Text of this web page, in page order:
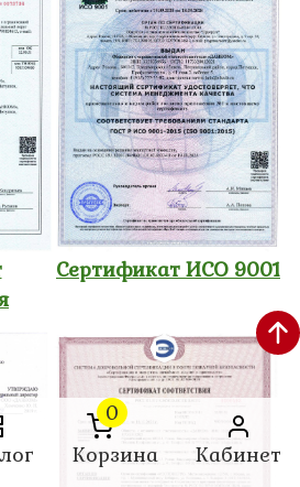
Сертификат ИСО 9001
0
Корзина
Кабинет